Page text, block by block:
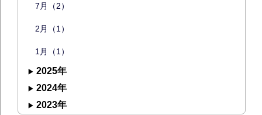
7月（2）
2月（1）
1月（1）
2025年
2024年
2023年